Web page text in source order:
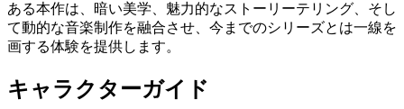
ある本作は、暗い美学、魅力的なストーリーテリング、そし
て動的な音楽制作を融合させ、今までのシリーズとは一線を
画する体験を提供します。
キャラクターガイド